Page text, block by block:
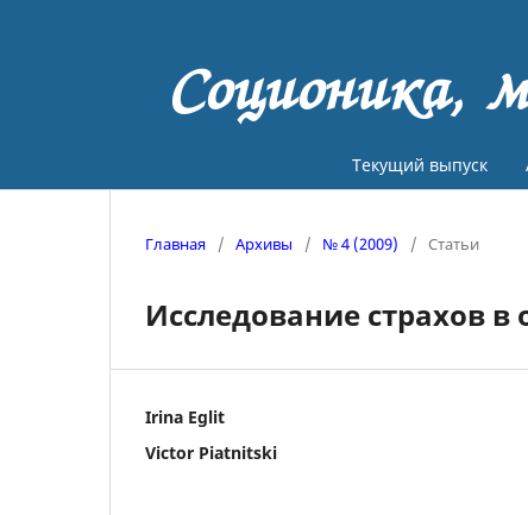
Соционика,
Текущий выпуск
Главная / Архивы / № 4 (2009) / Статьи
Исследование страхов
Irina Eglit
Victor Piatnitski